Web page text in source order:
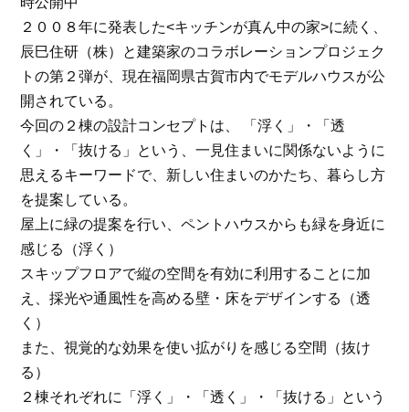
２００８年に発表した<キッチンが真ん中の家>に続く、
辰巳住研（株）と建築家のコラボレーションプロジェク
トの第２弾が、現在福岡県古賀市内でモデルハウスが公
開されている。
今回の２棟の設計コンセプトは、
「浮く」・「透
く」・「抜ける」 という、一見住まいに関係ないように
思えるキーワードで、新しい住まいのかたち、暮らし方
を提案している。
屋上に緑の提案を行い、ペントハウスからも緑を身近に
感じる
（浮く）
スキップフロアで縦の空間を有効に利用することに加
え、採光や通風性を高める壁・床をデザインする
（透
く）
また、視覚的な効果を使い拡がりを感じる空間
（抜け
る）
２棟それぞれに
「浮く」・「透く」・「抜ける」 という